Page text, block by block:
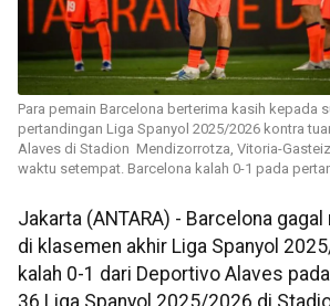
Para pemain Barcelona berterima kasih kepada
pertandingan Liga Spanyol 2025/2026 kontra
Alaves di Stadion Mendizorrotza, Vitoria-
waktu setempat. Barcelona kalah 0-1 pada
Jakarta (ANTARA) - Barcelona
di klasemen akhir Liga Spanyol
kalah 0-1 dari Deportivo Alaves